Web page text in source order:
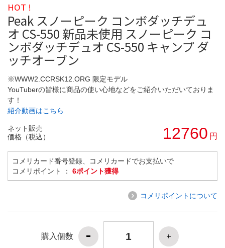
HOT !
Peak スノーピーク コンボダッチデュ
オ CS-550 新品未使用 スノーピーク コ
ンボダッチデュオ CS-550 キャンプ ダ
ッチオーブン
※WWW2.CCRSK12.ORG 限定モデル
YouTuberの皆様に商品の使い心地などをご紹介いただいておりま
す！
紹介動画はこちら
ネット販売
価格（税込）
12760 円
コメリカード番号登録、コメリカードでお支払いで
コメリポイント ： 6ポイント獲得
コメリポイントについて
購入個数